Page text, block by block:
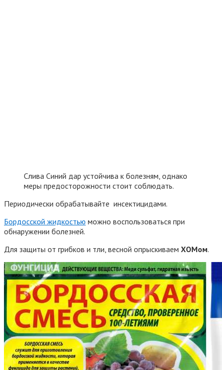
Слива Синий дар устойчива к болезням, однако
меры предосторожности стоит соблюдать.
Периодически обрабатывайте инсектицидами.
Бордосской жидкостью можно воспользоваться при
обнаружении болезней.
Для защиты от грибков и тли, весной опрыскиваем ХОМом.